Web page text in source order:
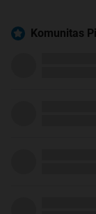
Komunitas